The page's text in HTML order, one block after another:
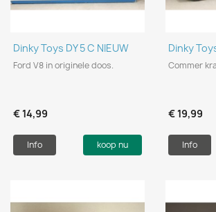
Dinky Toys DY 5 C NIEUW
Ford V8 in originele doos.
€ 14,99
Info koop nu
Dinky
Commer
€ 19,99
Info